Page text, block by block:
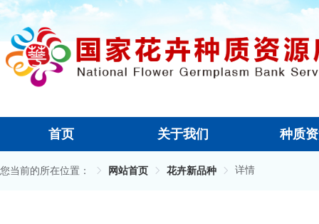
首页 关于我们 种质
您当前的所在位置： 网站首页 花卉新品种 详情